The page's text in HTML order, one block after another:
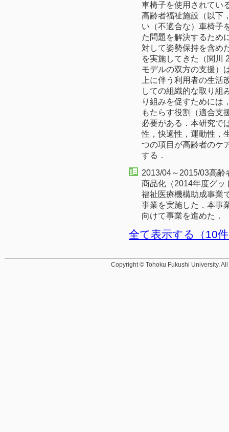
車椅子を使用されてい
高齢者福祉施設（以下
い（不適合な）車椅子
た問題を解決するため
対して姿勢保持を含め
を実施してきた（関川
モデルの双方の支援）
上に伴う利用者の生
しての組織的な取り組
り組みを促すためには
もたらす役割（適合支
必要がある．本研究で
性，快適性，運動性，
つの項目が高齢者のケ
する．
2013/04～2015/03高
商品化（2014年度グ
福祉医療機構助成事業
事業を実施した．本事
向けて事業を進めた．
全て表示する（10